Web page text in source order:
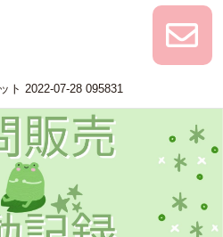
ト 2022-07-28 095831